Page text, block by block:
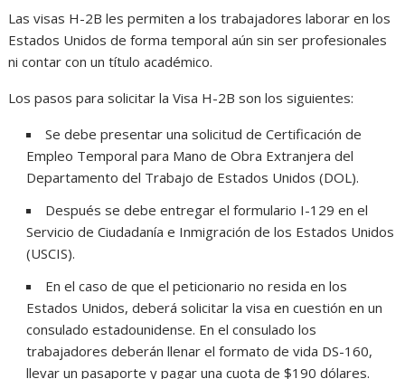
Las visas H-2B les permiten a los trabajadores laborar en los
Estados Unidos de forma temporal aún sin ser profesionales
ni contar con un título académico.
Los pasos para solicitar la Visa H-2B son los siguientes:
Se debe presentar una solicitud de Certificación de
Empleo Temporal para Mano de Obra Extranjera del
Departamento del Trabajo de Estados Unidos (DOL).
Después se debe entregar el formulario I-129 en el
Servicio de Ciudadanía e Inmigración de los Estados Unidos
(USCIS).
En el caso de que el peticionario no resida en los
Estados Unidos, deberá solicitar la visa en cuestión en un
consulado estadounidense. En el consulado los
trabajadores deberán llenar el formato de vida DS-160,
llevar un pasaporte y pagar una cuota de $190 dólares.